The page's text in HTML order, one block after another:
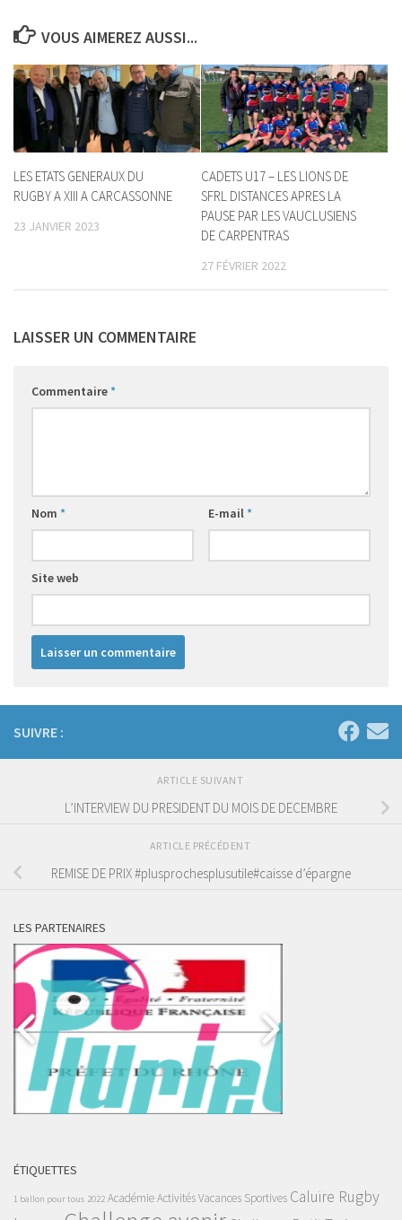
VOUS AIMEREZ AUSSI...
LES ETATS GENERAUX DU
RUGBY A XIII A CARCASSONNE
23 JANVIER 2023
CADETS U17 – LES LIONS DE
SFRL DISTANCES APRES LA
PAUSE PAR LES VAUCLUSIENS
DE CARPENTRAS
27 FÉVRIER 2022
LAISSER UN COMMENTAIRE
Commentaire*
Nom * E-mail*
Site web
SUIVRE :
ARTICLE SUIVANT
L’INTERVIEW DU PRESIDENT DU MOIS DE DECEMBRE
ARTICLE PRÉCÉDENT
REMISE DE PRIX #plusprochesplusutile#caisse d’épargne
LES PARTENAIRES
ÉTIQUETTES
1 ballon pour tous 2022 AcadémieActivités Vacances Sportives Caluire Rugby